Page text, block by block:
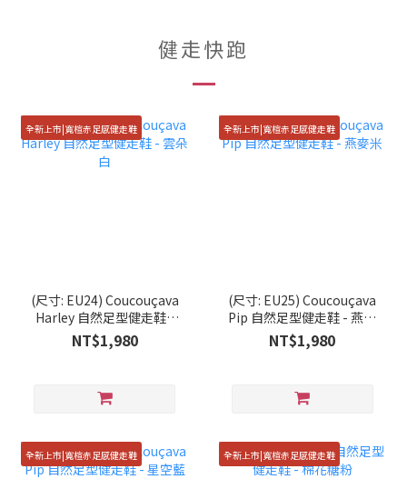
健走快跑
全新上市|寬楦赤足感健走鞋
(尺寸: EU24) Coucouçava
Harley 自然足型健走鞋 -
雲朵白
NT$1,980
全新上市|寬楦赤足感健走鞋
(尺寸: EU25) Coucouçava
Pip 自然足型健走鞋 - 燕麥
米
NT$1,980
全新上市|寬楦赤足感健走鞋 全新上市|寬楦赤足感健走鞋